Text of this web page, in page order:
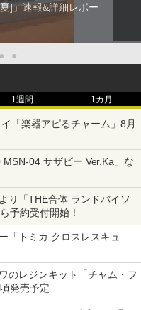
]」速報&詳細レポー
● ●
1週間 1カ月
「楽器アピるチャーム」8月
04 サザビー Ver.Ka」な
り「THE合体 ランドバイソ
予約受付開始！
「トミカ クロスレスキュ
のレジンキット「チャム・フ
発売予定